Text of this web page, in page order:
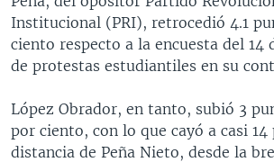
Institucional (PRI), retrocedió 4.1
ciento respecto a la encuesta del 14
de protestas estudiantiles en su
López Obrador, en tanto, subió 3
por ciento, con lo que cayó a casi 14
distancia de Peña Nieto, desde la